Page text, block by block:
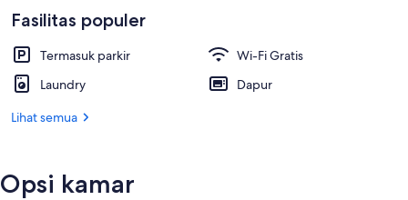
Busa memori, tirai kedap cahaya,
Fasilitas populer
Termasuk parkir
Wi-Fi Gratis
Laundry
Dapur
Lihat semua
Opsi kamar